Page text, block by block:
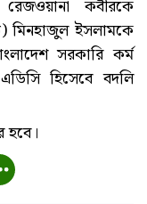
কবীরকে
মিনহাজুল ইসলামকে
সরকারি কর্ম
হিসেবে বদলি
হবে।